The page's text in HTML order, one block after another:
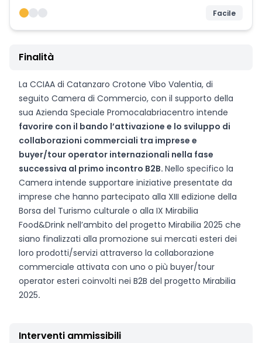
Facile
Finalità
La CCIAA di Catanzaro Crotone Vibo Valentia, di
seguito Camera di Commercio, con il supporto della
sua Azienda Speciale Promocalabriacentro intende
favorire con il bando l’attivazione e lo sviluppo di
collaborazioni commerciali tra imprese e
buyer/tour operator internazionali nella fase
successiva al primo incontro B2B. Nello specifico la
Camera intende supportare iniziative presentate da
imprese che hanno partecipato alla XIII edizione della
Borsa del Turismo culturale o alla IX Mirabilia
Food&Drink nell’ambito del progetto Mirabilia 2025 che
siano finalizzati alla promozione sui mercati esteri dei
loro prodotti/servizi attraverso la collaborazione
commerciale attivata con uno o più buyer/tour
operator esteri coinvolti nei B2B del progetto Mirabilia
2025.
Interventi ammissibili